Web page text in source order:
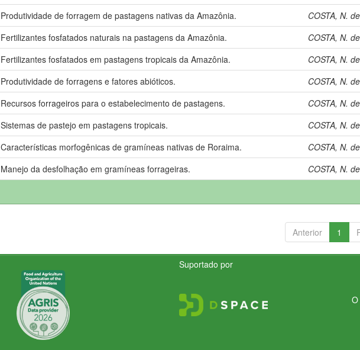
Produtividade de forragem de pastagens nativas da Amazônia.
COSTA, N.
Fertilizantes fosfatados naturais na pastagens da Amazônia.
COSTA, N.
Fertilizantes fosfatados em pastagens tropicais da Amazônia.
COSTA, N.
Produtividade de forragens e fatores abióticos.
COSTA, N.
Recursos forrageiros para o estabelecimento de pastagens.
COSTA, N.
Sistemas de pastejo em pastagens tropicais.
COSTA, N.
Características morfogênicas de gramíneas nativas de Roraima.
COSTA, N.
Manejo da desfolhação em gramíneas forrageiras.
COSTA, N.
Anterior 1
Suportado por